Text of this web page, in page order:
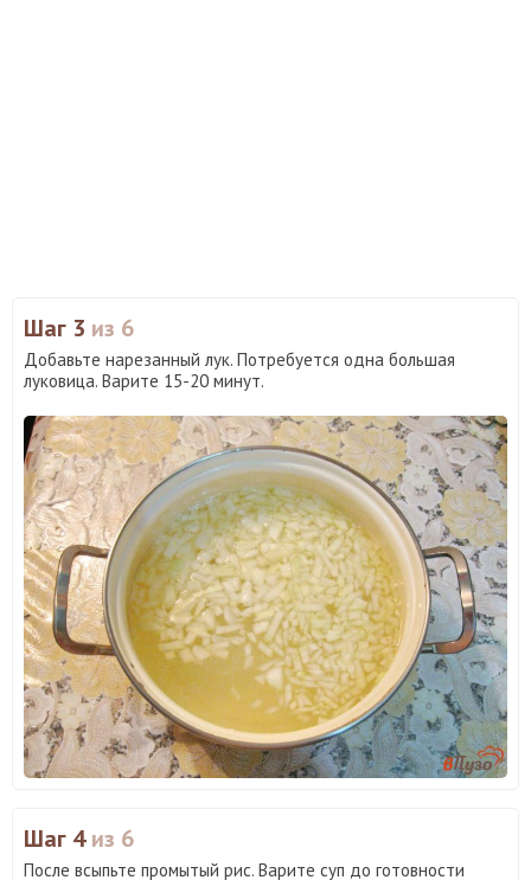
Шаг 3 из 6
Добавьте нарезанный лук. Потребуется одна большая
луковица. Варите 15-20 минут.
Шаг 4из 6
После всыпьте промытый рис. Варите суп до готовности